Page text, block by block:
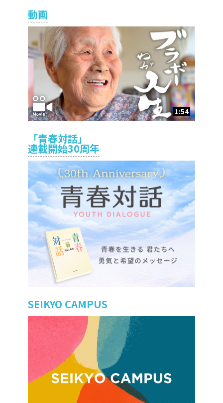
動画
1:54
「青春対話」
連載開始30周年
SEIKYO CAMPUS